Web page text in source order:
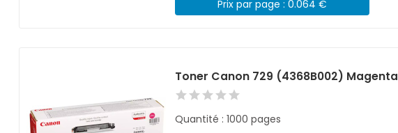
Prix par page : 0.064 €
Toner Canon 729 (4368B002) Magenta
Quantité : 1000 pages